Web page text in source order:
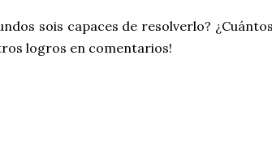
sois capaces de resolverlo?
logros en comentarios!